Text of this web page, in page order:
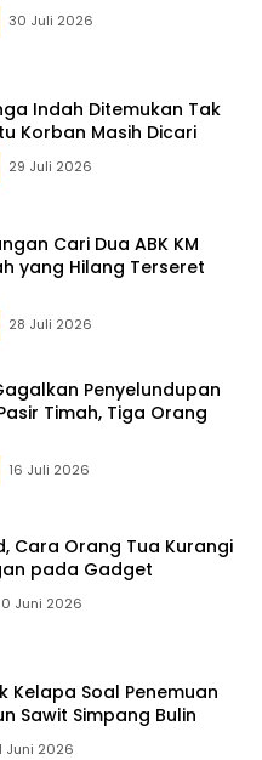
30 Juli 2026
Indah Ditemukan Tak
Korban Masih Dicari
29 Juli 2026
Cari Dua ABK KM
yang Hilang Terseret
28 Juli 2026
Penyelundupan
Timah, Tiga Orang
16 Juli 2026
Cara Orang Tua Kurangi
pada Gadget
Juni 2026
Kelapa Soal Penemuan
Sawit Simpang Bulin
Juni 2026